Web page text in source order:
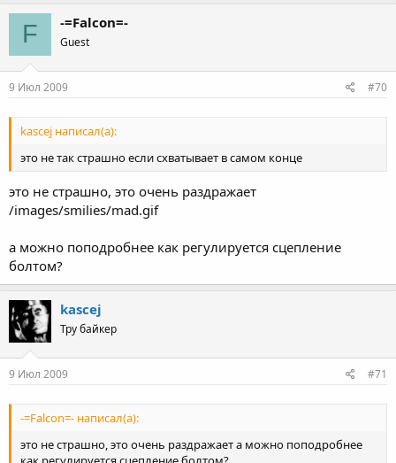
F -=Falcon=-
Guest
9 Июл 2009 #70
kascej написал(а):
это не так страшно если схватывает в самом конце
это не страшно, это очень раздражает
/images/smilies/mad.gif
а можно поподробнее как регулируется сцепление
болтом?
kascej
Тру байкер
9 Июл 2009 #71
-=Falcon=- написал(а):
это не страшно, это очень раздражает а можно поподробнее